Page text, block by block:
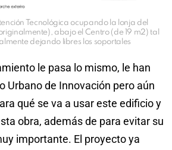
Tecnológica ocupando la lonja del
abajo el Centro (de 19 m2) tal
dejando libres los soportales
le pasa lo mismo, le han
Urbano de Innovación pero aún
qué se va a usar este edificio y
obra, además de para evitar su
importante. El proyecto ya